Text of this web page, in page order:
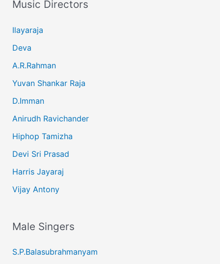
Music Directors
Ilayaraja
Deva
A.R.Rahman
Yuvan Shankar Raja
D.Imman
Anirudh Ravichander
Hiphop Tamizha
Devi Sri Prasad
Harris Jayaraj
Vijay Antony
Male Singers
S.P.Balasubrahmanyam